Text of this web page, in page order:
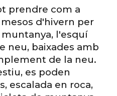
prendre com a
d'hivern per
l'esquí
neu, baixades amb
de la neu.
es poden
escalada en roca,